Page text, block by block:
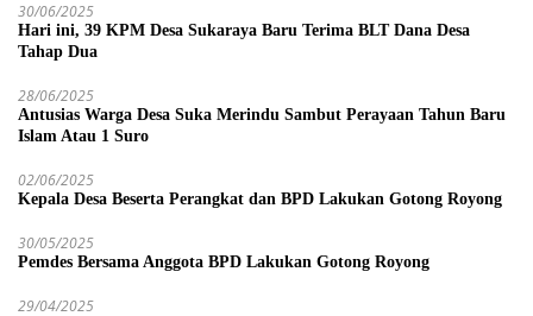
30/06/2025
Hari ini, 39 KPM Desa Sukaraya Baru Terima BLT Dana Desa
Tahap Dua
28/06/2025
Antusias Warga Desa Suka Merindu Sambut Perayaan Tahun Baru
Islam Atau 1 Suro
02/06/2025
Kepala Desa Beserta Perangkat dan BPD Lakukan Gotong Royong
30/05/2025
Pemdes Bersama Anggota BPD Lakukan Gotong Royong
29/04/2025